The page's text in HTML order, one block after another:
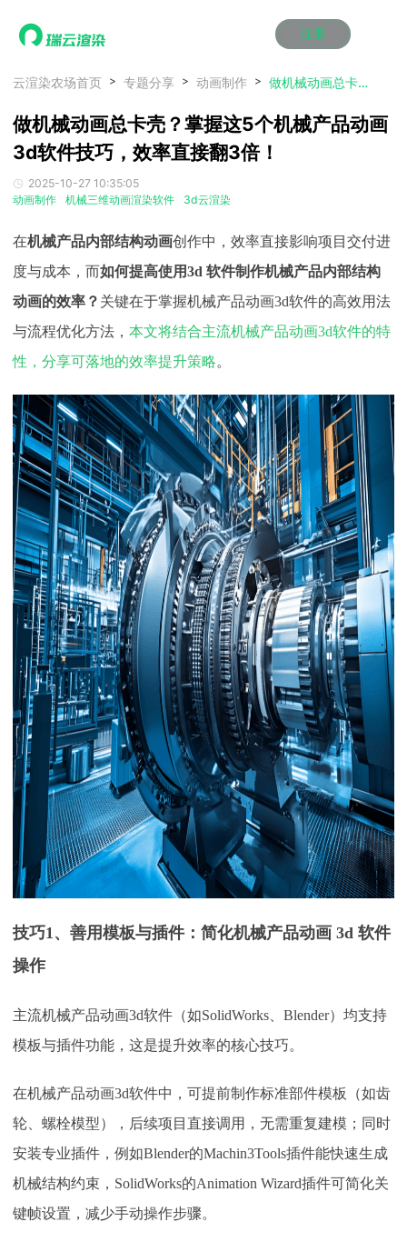
注册
首页
产品服务
云制作
云渲染管理系统
瑞兔百宝箱
AI视频插帧
云制作
云渲染管理系统
瑞兔百宝箱
AI视频插帧
云制作
云渲染管理系统
瑞兔百宝箱
AI视频插帧
云制作
云渲染管理系统
瑞兔百宝箱
AI视频插帧
云制作
云渲染管理系统
瑞兔百宝箱
AI视频插帧
云制作
云渲染管理系统
瑞兔百宝箱
AI视频插帧
Maya云渲染方案
3ds Max云渲染方案
Cinema 4D云渲染方案
Maya AI渲染方案
Maya云渲染方案
3ds Max云渲染方案
Cinema 4D云渲染方案
Maya AI渲染方案
Maya云渲染方案
3ds Max云渲染方案
Cinema 4D云渲染方案
Maya AI渲染方案
Maya云渲染方案
3ds Max云渲染方案
Cinema 4D云渲染方案
Maya AI渲染方案
Maya云渲染方案
3ds Max云渲染方案
Cinema 4D云渲染方案
Maya AI渲染方案
Maya云渲染方案
3ds Max云渲染方案
Cinema 4D云渲染方案
Maya AI渲染方案
动画价格
效果图价格
云制作价格
动画价格
效果图价格
云制作价格
动画价格
效果图价格
云制作价格
动画价格
效果图价格
云制作价格
动画价格
效果图价格
云制作价格
动画价格
效果图价格
云制作价格
资讯&赛事
新闻资讯
渲染百科
渲染大赛
新闻资讯
渲染百科
渲染大赛
新闻资讯
渲染百科
渲染大赛
新闻资讯
渲染百科
渲染大赛
新闻资讯
渲染百科
渲染大赛
新闻资讯
渲染百科
渲染大赛
特惠专区
云渲染优惠攻略
青云平台
教育优惠
云渲染优惠攻略
青云平台
教育优惠
云渲染优惠攻略
青云平台
教育优惠
云渲染优惠攻略
青云平台
教育优惠
云渲染优惠攻略
青云平台
教育优惠
云渲染优惠攻略
青云平台
教育优惠
下载动画客户端
效果图客户端
动画客户端
效果图客户端
动画客户端
效果图客户端
动画客户端
效果图客户端
动画客户端
效果图客户端
动画客户端
效果图客户端
帮助/教程
登录
云渲染农场首页 专题分享 动画制作 做机械动画总卡壳？掌握这5个机械产品动画3d软件技巧，效率直接翻3倍！
做机械动画总卡壳？掌握这5个机械产品动画
3d软件技巧，效率直接翻3倍！
2025-10-27 10:35:05
动画制作
机械三维动画渲染软件 3d云渲染
在机械产品内部结构动画创作中，效率直接影响项目交付进
度与成本，而如何提高使用3d 软件制作机械产品内部结构
动画的效率？ 关键在于掌握机械产品动画3d软件的高效用法
与流程优化方法， 本文将结合主流机械产品动画3d软件的特
性，分享可落地的效率提升策略。​
技巧1、善用模板与插件：简化机械产品动画 3d 软件
操作​
主流机械产品动画3d软件（如SolidWorks、Blender）均支持
模板与插件功能，这是提升效率的核心技巧。
在机械产品动画3d软件中，可提前制作标准部件模板（如齿
轮、螺栓模型），后续项目直接调用，无需重复建模；同时
安装专业插件，例如Blender的Machin3Tools插件能快速生成
机械结构约束，SolidWorks的Animation Wizard插件可简化关
键帧设置，减少手动操作步骤。